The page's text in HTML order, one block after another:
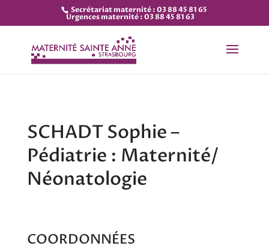
Secrétariat maternité : 03 88 45 81 65
Urgences maternité : 03 88 45 81 63
SCHADT Sophie –
Pédiatrie : Maternité/
Néonatologie
COORDONNÉES